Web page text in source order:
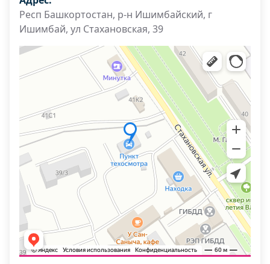
Респ Башкортостан, р-н Ишимбайский, г
Ишимбай, ул Стахановская, 39